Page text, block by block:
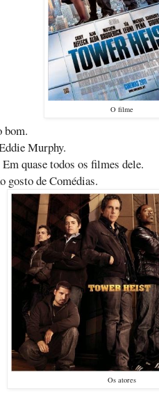
O filme
bom.
Murphy.
quase todos os filmes dele.
gosto de Comédias.
Os atores